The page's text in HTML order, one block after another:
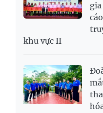
khu vực II